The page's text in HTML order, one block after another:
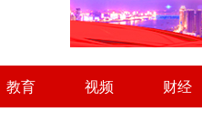
教育 视频 财经